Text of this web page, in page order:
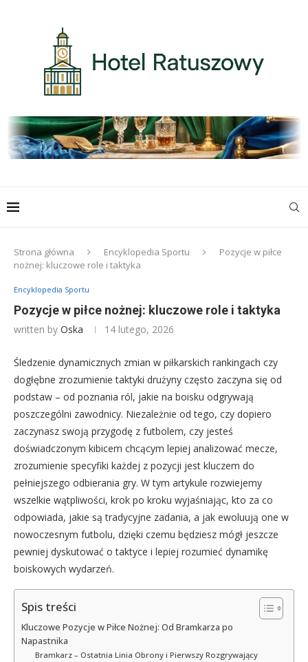
Strona główna Encyklopedia Sportu
Pozycje w piłce
nożnej: kluczowe role i taktyka
Encyklopedia Sportu
Pozycje w piłce nożnej: kluczowe role i taktyka
written by Oska 14 lutego, 2026
Śledzenie dynamicznych zmian w piłkarskich rankingach czy
dogłębne zrozumienie taktyki drużyny często zaczyna się od
podstaw – od poznania ról, jakie na boisku odgrywają
poszczególni zawodnicy. Niezależnie od tego, czy dopiero
zaczynasz swoją przygodę z futbolem, czy jesteś
doświadczonym kibicem chcącym lepiej analizować mecze,
zrozumienie specyfiki każdej z pozycji jest kluczem do
pełniejszego odbierania gry. W tym artykule rozwiejemy
wszelkie wątpliwości, krok po kroku wyjaśniając, kto za co
odpowiada, jakie są tradycyjne zadania, a jak ewoluują one w
nowoczesnym futbolu, dzięki czemu będziesz mógł jeszcze
pewniej dyskutować o taktyce i lepiej rozumieć dynamikę
boiskowych wydarzeń.
Spis treści
Kluczowe Pozycje w Piłce Nożnej: Od Bramkarza po
Napastnika
Bramkarz – Ostatnia Linia Obrony i Pierwszy Rozgrywający